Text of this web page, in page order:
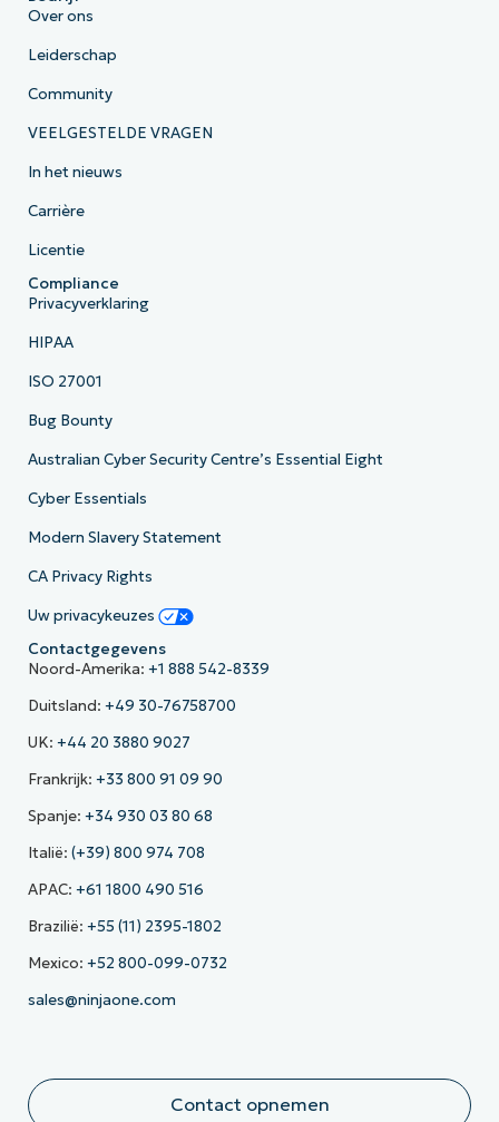
Over ons
Leiderschap
Community
VEELGESTELDE VRAGEN
In het nieuws
Carrière
Licentie
Compliance
Privacyverklaring
HIPAA
ISO 27001
Bug Bounty
Australian Cyber Security Centre’s Essential Eight
Cyber Essentials
Modern Slavery Statement
CA Privacy Rights
Uw privacykeuzes
Contactgegevens
Noord-Amerika: +1 888 542-8339
Duitsland: +49 30-76758700
UK: +44 20 3880 9027
Frankrijk: +33 800 91 09 90
Spanje: +34 930 03 80 68
Italië: (+39) 800 974 708
APAC: +61 1800 490 516
Brazilië: +55 (11) 2395-1802
Mexico: +52 800-099-0732
sales@ninjaone.com
Contact opnemen